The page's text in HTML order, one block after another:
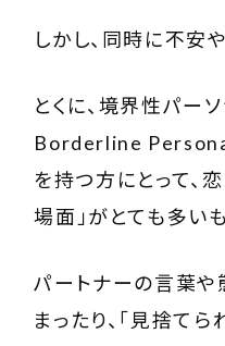
しかし、同時に不安
とくに、境界性パー
Borderline
を持つ方にとって、
場面」がとても多い
パートナーの言葉
まったり、「見捨て